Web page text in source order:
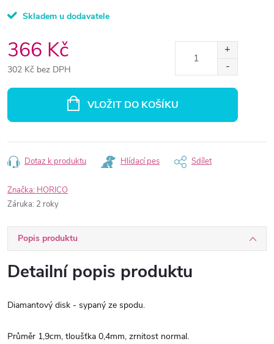
Skladem u dodavatele
366 Kč
302 Kč bez DPH
VLOŽIT DO KOŠÍKU
Dotaz k produktu Hlídací pes Sdílet
Značka: HORICO
Záruka: 2 roky
Popis produktu
Detailní popis produktu
Diamantový disk - sypaný ze spodu.
Průměr 1,9cm, tloušťka 0,4mm, zrnitost normal.